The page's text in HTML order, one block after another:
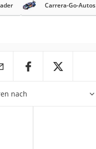
Carrera-Go-Autos
nach